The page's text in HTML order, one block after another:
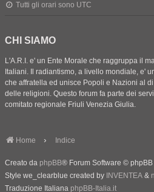
Tutti gli orari sono UTC
CHI SIAMO
L'A.R.I. e' un Ente Morale che raggruppa il
Italiani. Il radiantismo, a livello mondiale, e'
che affratella ed unisce Popoli e Nazioni al
delle religioni. Questo forum fa parte dei
comitato regionale Friuli Venezia Giulia.
Home Indice
Creato da phpBB® Forum Software © phpBB
Style we_clearblue created by INVENTEA &
Traduzione Italiana phpBB-Italia.it